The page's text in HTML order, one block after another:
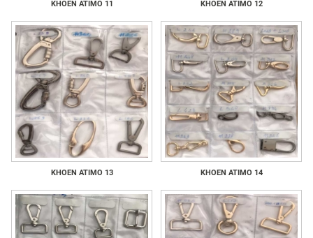
KHOEN ATIMO 11 KHOEN ATIMO 12
KHOEN ATIMO 13 KHOEN ATIMO 14